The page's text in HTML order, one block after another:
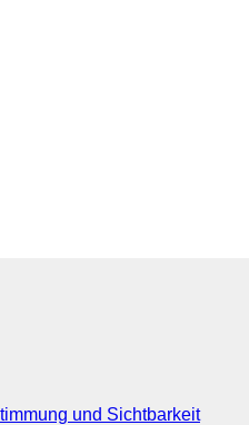
und Sichtbarkeit